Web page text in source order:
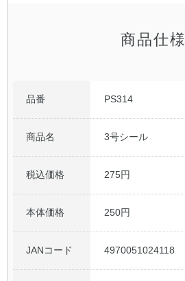
商品仕様
品番 PS314
商品名 3号シール
税込価格 275円
本体価格 250円
JANコード 4970051024118